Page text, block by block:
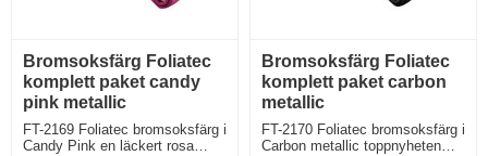
Bromsoksfärg Foliatec
komplett paket candy
pink metallic
FT-2169 Foliatec bromsoksfärg i
Candy Pink en läckert rosa
Bromsoksfärg Foliatec
komplett paket carbon
metallic
FT-2170 Foliatec bromsoksfärg i
Carbon metallic toppnyheten